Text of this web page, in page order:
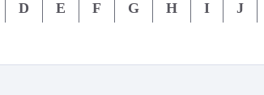
D E F G H I J